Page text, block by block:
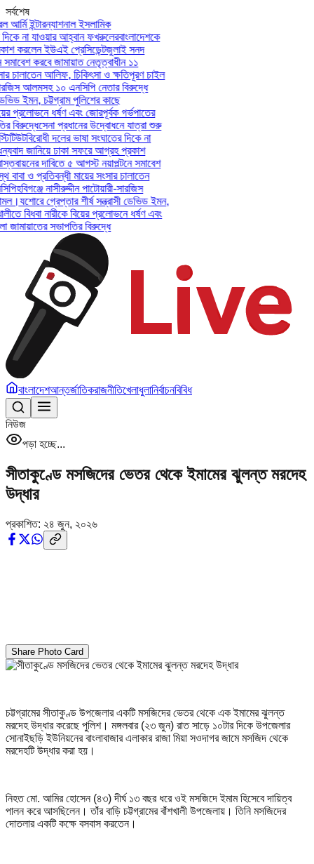
সর্বশেষ
ইন্টারন্যাশনাল ইসলামিক
না যাওয়ার আহ্বান ফখরুলেরবাংলাদেশকে
করলেন ইউএই প্রেসিডেন্টজুলাই সনদ
করবে জামায়াত নেতৃত্বাধীন ১১
আলিফ, চিকিৎসা ও ক্ষতিপূরণ চাইল
আলমসহ ১০ এনসিপি নেতার বিরুদ্ধে
ইমন, চট্টগ্রাম পুলিশের কাছে
প্রলোভনে ধর্ষণ এবং জোরপূর্বক গর্ভপাতের
সেনা প্রধানের উদ্বোধনে যাত্রা শুরু
বিরোধী দলের ভাষা সংঘাতের দিকে না
জানিয়ে ঢাকা সফরে আগ্রহ প্রকাশ
দাবিতে ৫ আগস্ট নয়াপল্টনে সমাবেশ
ও প্রতিবন্ধী মায়ের সংসার চালাতেন
হবিগঞ্জে নাসীরুদ্দীন পাটোয়ারী-সারজিস
যশোরে গ্রেপ্তার শীর্ষ সন্ত্রাসী ডেভিড ইমন,
বিধবা নারীকে বিয়ের প্রলোভনে ধর্ষণ এবং
সভাপতির বিরুদ্ধে
বাংলাদেশআন্তর্জাতিকরাজনীতিখেলাধুলানির্বাচনবিবিধ
নিউজ
পড়া হচ্ছে...
সীতাকুণ্ডে মসজিদের ভেতর থেকে ইমামের ঝুলন্ত মরদেহ
উদ্ধার
প্রকাশিত: ২৪ জুন, ২০২৬
Share Photo Card
চট্টগ্রামের সীতাকুণ্ড উপজেলার একটি মসজিদের ভেতর থেকে এক ইমামের ঝুলন্ত
মরদেহ উদ্ধার করেছে পুলিশ। মঙ্গলবার (২৩ জুন) রাত সাড়ে ১০টার দিকে উপজেলার
সোনাইছড়ি ইউনিয়নের বাংলাবাজার এলাকার রাজা মিয়া সওদাগর জামে মসজিদ থেকে
মরদেহটি উদ্ধার করা হয়।
নিহত মো. আমির হোসেন (৪৩) দীর্ঘ ১৩ বছর ধরে ওই মসজিদে ইমাম হিসেবে দায়িত্ব
পালন করে আসছিলেন। তাঁর বাড়ি চট্টগ্রামের বাঁশখালী উপজেলায়। তিনি মসজিদের
দোতলার একটি কক্ষে বসবাস করতেন।